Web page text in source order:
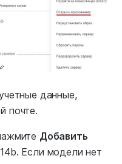
данные,
почте.
Добавить
Если модели нет